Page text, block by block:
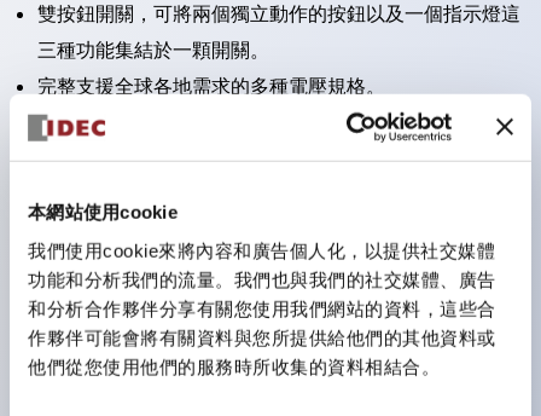
本網站使用cookie
我們使用cookie來將內容和廣告個人化，以提供社交媒體
功能和分析我們的流量。我們也與我們的社交媒體、廣告
和分析合作夥伴分享有關您使用我們網站的資料，這些合
作夥伴可能會將有關資料與您所提供給他們的其他資料或
他們從您使用他們的服務時所收集的資料相結合。
雙按鈕開關，可將兩個獨立動作的按鈕以及一個指示燈這
三種功能集結於一顆開關。
完整支援全球各地需求的多種電壓規格。
一顆 LED 燈泡即可呈現六種顏色（LSRD 燈泡）。以往
需分色管理的 LED 燈泡，如今可用單一顆燈泡呈現多種
可清楚辨識正方平頭形指示燈的亮燈/熄燈狀態，以及點
燈時的顏色識別。
符合 ISO 3864-4 安全色規範：在危險或緊急狀況下，
顏色表現更明確鮮明，便於更多人識別。